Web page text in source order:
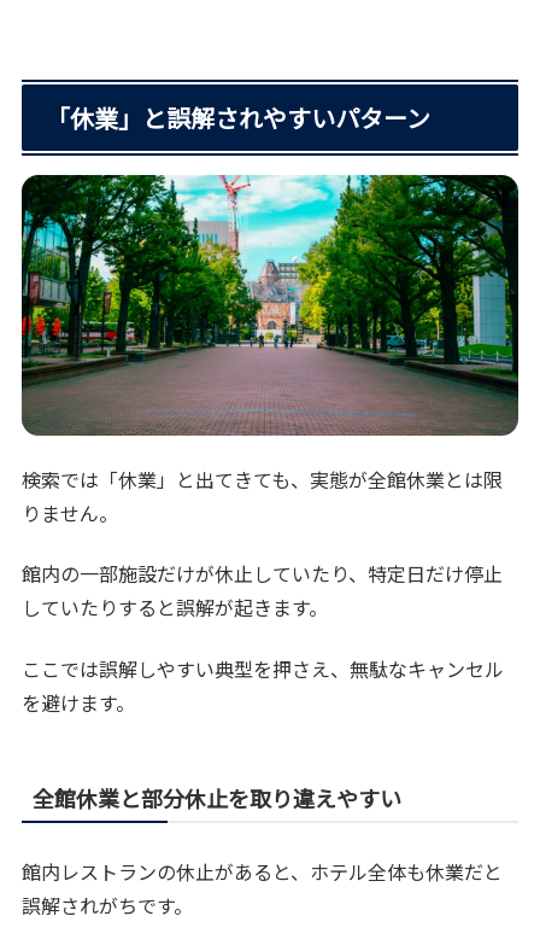
「休業」と誤解されやすいパターン
検索では「休業」と出てきても、実態が全館休業とは限
りません。
館内の一部施設だけが休止していたり、特定日だけ停止
していたりすると誤解が起きます。
ここでは誤解しやすい典型を押さえ、無駄なキャンセル
を避けます。
全館休業と部分休止を取り違えやすい
館内レストランの休止があると、ホテル全体も休業だと
誤解されがちです。